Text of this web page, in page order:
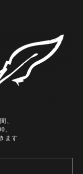
、
、
ます